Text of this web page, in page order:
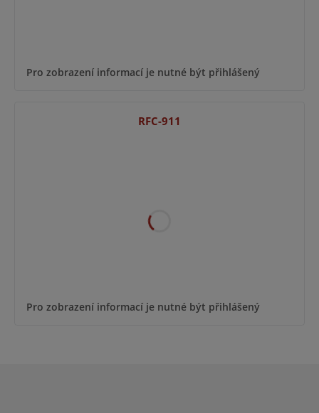
Pro zobrazení informací je nutné být přihlášený
RFC-911
Pro zobrazení informací je nutné být přihlášený